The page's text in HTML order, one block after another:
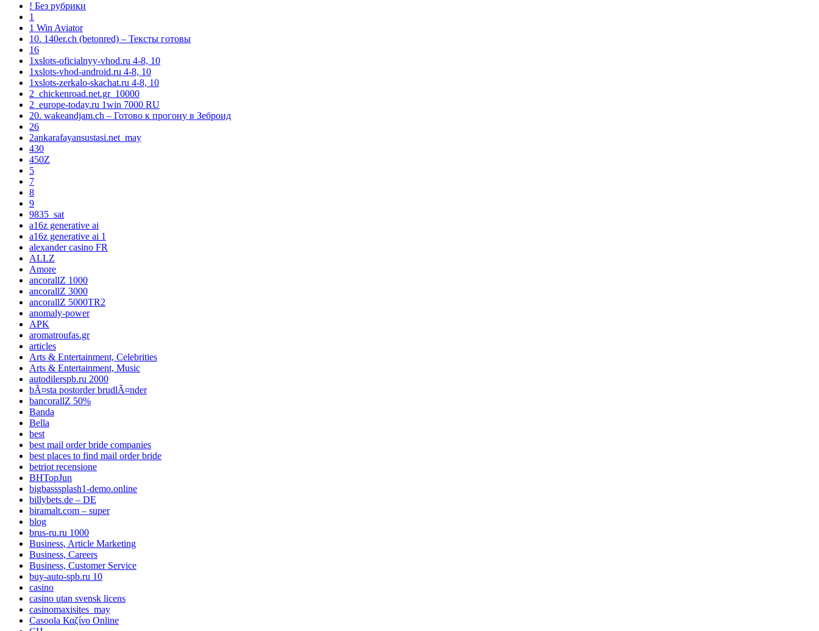
! Без рубрики
1
1 Win Aviator
10. 140er.ch (betonred) – Тексты готовы
16
1xslots-oficialnyy-vhod.ru 4-8, 10
1xslots-vhod-android.ru 4-8, 10
1xslots-zerkalo-skachat.ru 4-8, 10
2_chickenroad.net.gr_10000
2_europe-today.ru 1win 7000 RU
20. wakeandjam.ch – Готово к прогону в Зеброид
26
2ankarafayansustasi.net_may
430
450Z
5
7
8
9
9835_sat
a16z generative ai
a16z generative ai 1
alexander casino FR
ALLZ
Amore
ancorallZ 1000
ancorallZ 3000
ancorallZ 5000TR2
anomaly-power
APK
aromatroufas.gr
articles
Arts & Entertainment, Celebrities
Arts & Entertainment, Music
autodilerspb.ru 2000
bÃ¤sta postorder brudlÃ¤nder
bancorallZ 50%
Banda
Bella
best
best mail order bride companies
best places to find mail order bride
betriot recensione
BHTopJun
bigbasssplash1-demo.online
billybets.de – DE
biramalt.com – super
blog
brus-ru.ru 1000
Business, Article Marketing
Business, Careers
Business, Customer Service
buy-auto-spb.ru 10
casino
casino utan svensk licens
casinomaxisites_may
Casoola Καζίνο Online